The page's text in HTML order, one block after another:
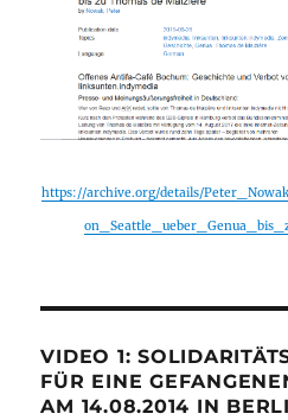
https://archive.org/details/
VIDEO 1:
FÜR EINE
AM 14.08.2014 IN